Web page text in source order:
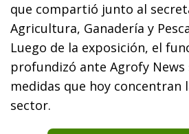
que compartió junto al
Agricultura, Ganadería y
Luego de la exposición, el
profundizó ante Agrofy News
medidas que hoy concentran
sector.